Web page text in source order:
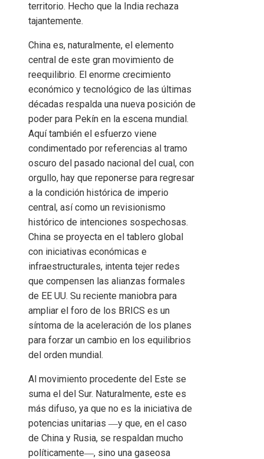
territorio. Hecho que la India rechaza
tajantemente.
China es, naturalmente, el elemento
central de este gran movimiento de
reequilibrio. El enorme crecimiento
económico y tecnológico de las últimas
décadas respalda una nueva posición de
poder para Pekín en la escena mundial.
Aquí también el esfuerzo viene
condimentado por referencias al tramo
oscuro del pasado nacional del cual, con
orgullo, hay que reponerse para regresar
a la condición histórica de imperio
central, así como un revisionismo
histórico de intenciones sospechosas.
China se proyecta en el tablero global
con iniciativas económicas e
infraestructurales, intenta tejer redes
que compensen las alianzas formales
de EE UU. Su reciente maniobra para
ampliar el foro de los BRICS es un
síntoma de la aceleración de los planes
para forzar un cambio en los equilibrios
del orden mundial.
Al movimiento procedente del Este se
suma el del Sur. Naturalmente, este es
más difuso, ya que no es la iniciativa de
potencias unitarias ―y que, en el caso
de China y Rusia, se respaldan mucho
políticamente―, sino una gaseosa